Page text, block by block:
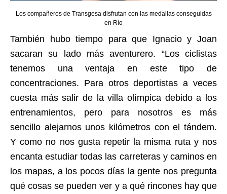
Los compañeros de Transgesa disfrutan con las medallas conseguidas
en Río
También hubo tiempo para que Ignacio y Joan
sacaran su lado más aventurero. “Los ciclistas
tenemos una ventaja en este tipo de
concentraciones. Para otros deportistas a veces
cuesta más salir de la villa olímpica debido a los
entrenamientos, pero para nosotros es más
sencillo alejarnos unos kilómetros con el tándem.
Y como no nos gusta repetir la misma ruta y nos
encanta estudiar todas las carreteras y caminos en
los mapas, a los pocos días la gente nos pregunta
qué cosas se pueden ver y a qué rincones hay que